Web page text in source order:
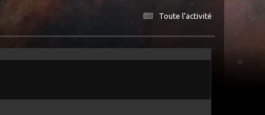
Toute l’activité